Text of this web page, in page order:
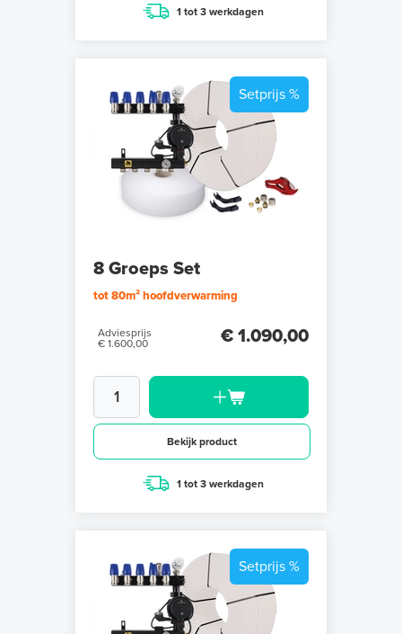
1 tot 3 werkdagen
Setprijs %
8 Groeps Set
tot 80m² hoofdverwarming
Adviesprijs
€ 1.600,00
€ 1.090,00
Bekijk product
1 tot 3 werkdagen
Setprijs %